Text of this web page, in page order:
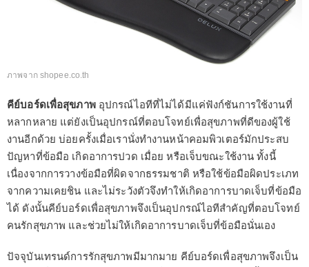
ภาพจาก shopee.co.th
คีย์บอร์ดเพื่อสุขภาพอุปกรณ์ไอทีที่ไม่ได้มีแค่ฟังก์ชันการใช้งานที่
หลากหลาย แต่ยังเป็นอุปกรณ์ที่ตอบโจทย์เพื่อสุขภาพที่ดีของผู้ใช้
งานอีกด้วย บ่อยครั้งเมื่อเรานั่งทำงานหน้าคอมพิวเตอร์มักประสบ
ปัญหาที่ข้อมือ เกิดอาการปวด เมื่อย หรือเจ็บขณะใช้งาน ทั้งนี้
เนื่องจากการวางข้อมือที่ผิดจากธรรมชาติ หรือใช้ข้อมือผิดประเภท
จากความเคยชิน และไม่ระวังตัวจึงทำให้เกิดอาการบาดเจ็บที่ข้อมือ
ได้ ดังนั้นคีย์บอร์ดเพื่อสุขภาพจึงเป็นอุปกรณ์ไอทีสำคัญที่ตอบโจทย์
คนรักสุขภาพ และช่วยไม่ให้เกิดอาการบาดเจ็บที่ข้อมือนั่นเอง
ปัจจุบันเทรนด์การรักสุขภาพมีมากมาย คีย์บอร์ดเพื่อสุขภาพจึงเป็น